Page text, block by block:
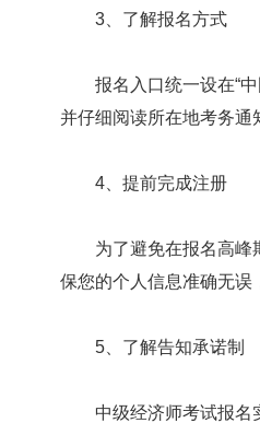
3、了解报名方式
报名入口统一设在“中
并仔细阅读所在地考务通
4、提前完成注册
为了避免在报名高峰期
保您的个人信息准确无误
5、了解告知承诺制
中级经济师考试报名实